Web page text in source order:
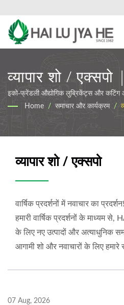
व्यापार शो / एक्सपो
का तेल और स्नेहक
इको-फ्रेंडली औद्योगिक लुब्रिकेंट्स और
Home / समाचार और कार्यक्रम /
व्यापार शो / एक्सपो
वार्षिक प्रदर्शनों में नवाचार का प्रदर्शन!
हमारी वार्षिक प्रदर्शनों के माध्यम से,
के लिए नए उत्पादों और अत्याधुनिक
आगामी शो और नवाचारों के लिए हमारे
07 Aug, 2026